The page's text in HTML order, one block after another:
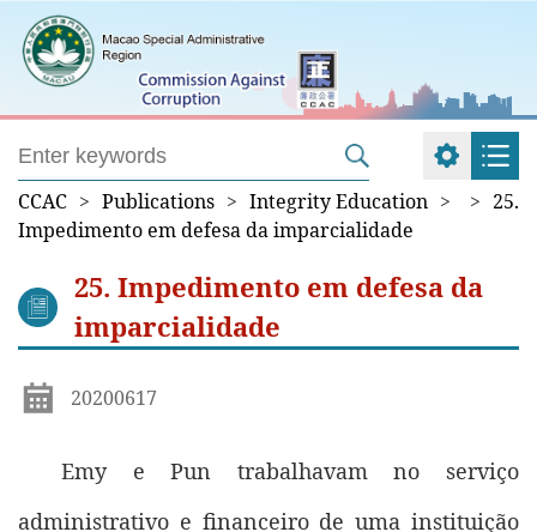
CCAC > Publications > Integrity Education > > 25.
Impedimento em defesa da imparcialidade
25. Impedimento em defesa da
imparcialidade
20200617
Emy e Pun trabalhavam no serviço
administrativo e financeiro de uma instituição